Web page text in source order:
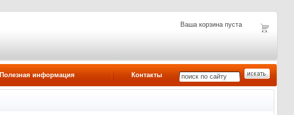
Ваша корзина пуста
Полезная информация Контакты